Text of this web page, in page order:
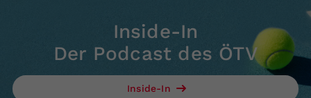
Inside-In
Der Podcast des ÖTV
Inside-In